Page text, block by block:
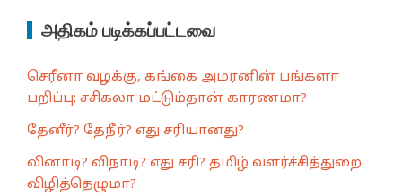
அதிகம் படிக்கப்பட்டவை
செரீனா வழக்கு, கங்கை அமரனின் பங்களா
பறிப்பு; சசிகலா மட்டும்தான் காரணமா?
தேனீர்? தேநீர்? எது சரியானது?
வினாடி? விநாடி? எது சரி? தமிழ் வளர்ச்சித்துறை
விழித்தெழுமா?